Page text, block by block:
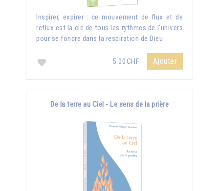
Inspirer, expirer : ce mouvement de flux et de
reflux est la clé de tous les rythmes de l'univers
pour se fondre dans la respiration de Dieu
5.00CHF Ajouter
De la terre au Ciel - Le sens de la prière